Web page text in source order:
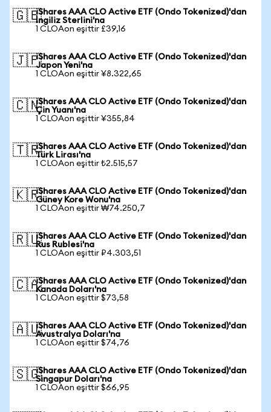
🇬🇧iShares AAA CLO Active ETF (Ondo Tokenized)'dan
İngiliz Sterlini'na
1 CLOAon eşittir £39,16
🇯🇵iShares AAA CLO Active ETF (Ondo Tokenized)'dan
Japon Yeni'na
1 CLOAon eşittir ¥8.322,65
🇨🇳iShares AAA CLO Active ETF (Ondo Tokenized)'dan
Çin Yuanı'na
1 CLOAon eşittir ¥355,84
🇹🇷iShares AAA CLO Active ETF (Ondo Tokenized)'dan
Türk Lirası'na
1 CLOAon eşittir ₺2.515,57
🇰🇷iShares AAA CLO Active ETF (Ondo Tokenized)'dan
Güney Kore Wonu'na
1 CLOAon eşittir ₩74.250,7
🇷🇺iShares AAA CLO Active ETF (Ondo Tokenized)'dan
Rus Rublesi'na
1 CLOAon eşittir ₽4.303,51
🇨🇦iShares AAA CLO Active ETF (Ondo Tokenized)'dan
Kanada Doları'na
1 CLOAon eşittir $73,58
🇦🇺iShares AAA CLO Active ETF (Ondo Tokenized)'dan
Avustralya Doları'na
1 CLOAon eşittir $74,76
🇸🇬iShares AAA CLO Active ETF (Ondo Tokenized)'dan
Singapur Doları'na
1 CLOAon eşittir $66,95